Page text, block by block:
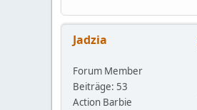
Jadzia
Forum Member
Beiträge: 53
Action Barbie